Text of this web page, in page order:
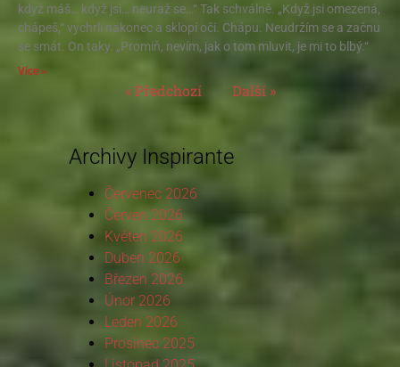
když máš… když jsi… neuraž se…“ Tak schválně. „Když jsi omezená,
chápeš,“ vychrlí nakonec a sklopí oči. Chápu. Neudržím se a začnu
se smát. On taky. „Promiň, nevím, jak o tom mluvit, je mi to blbý.“
Více »
« Předchozí Další »
Archivy Inspirante
Červenec 2026
Červen 2026
Květen 2026
Duben 2026
Březen 2026
Únor 2026
Leden 2026
Prosinec 2025